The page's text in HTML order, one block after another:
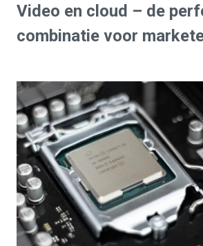
Video en cloud – de
combinatie voor